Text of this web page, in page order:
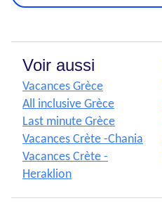
Voir aussi
Vacances Grèce
All inclusive Grèce
Last minute Grèce
Vacances Crète -Chania
Vacances Crète -
Heraklion